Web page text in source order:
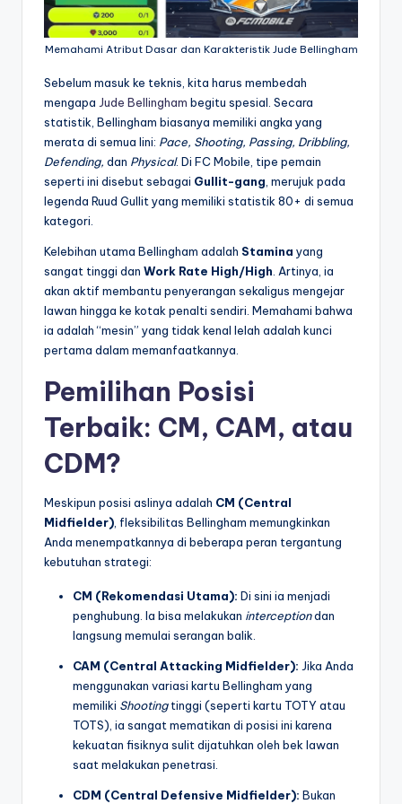
Memahami Atribut Dasar dan Karakteristik Jude Bellingham
Sebelum masuk ke teknis, kita harus membedah
mengapa Jude Bellingham begitu spesial. Secara
statistik, Bellingham biasanya memiliki angka yang
merata di semua lini: Pace, Shooting, Passing, Dribbling,
Defending, dan Physical. Di FC Mobile, tipe pemain
seperti ini disebut sebagai Gullit-gang, merujuk pada
legenda Ruud Gullit yang memiliki statistik 80+ di semua
kategori.
Kelebihan utama Bellingham adalah Stamina yang
sangat tinggi dan Work Rate High/High. Artinya, ia
akan aktif membantu penyerangan sekaligus mengejar
lawan hingga ke kotak penalti sendiri. Memahami bahwa
ia adalah “mesin” yang tidak kenal lelah adalah kunci
pertama dalam memanfaatkannya.
Pemilihan Posisi
Terbaik: CM, CAM, atau
CDM?
Meskipun posisi aslinya adalah CM (Central
Midfielder), fleksibilitas Bellingham memungkinkan
Anda menempatkannya di beberapa peran tergantung
kebutuhan strategi:
CM (Rekomendasi Utama): Di sini ia menjadi
penghubung. Ia bisa melakukan interceptiondan
langsung memulai serangan balik.
CAM (Central Attacking Midfielder): Jika Anda
menggunakan variasi kartu Bellingham yang
memiliki Shootingtinggi (seperti kartu TOTY atau
TOTS), ia sangat mematikan di posisi ini karena
kekuatan fisiknya sulit dijatuhkan oleh bek lawan
saat melakukan penetrasi.
CDM (Central Defensive Midfielder): Bukan